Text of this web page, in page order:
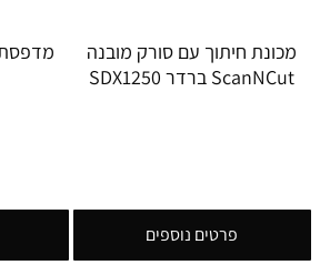
מכונת חיתוך עם סורק מובנה
ScanNCut ברדר SDX1250
פרטים נוספים